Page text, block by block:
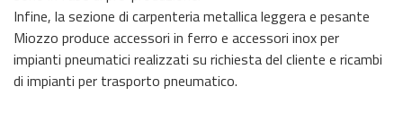
Infine, la sezione di carpenteria metallica leggera e pesante
Miozzo produce accessori in ferro e accessori inox per
impianti pneumatici realizzati su richiesta del cliente e ricambi
di impianti per trasporto pneumatico.